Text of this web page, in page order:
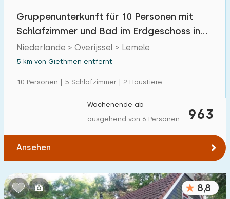
Gruppenunterkunft für 10 Personen mit
Schlafzimmer und Bad im Erdgeschoss in
Lemele
Niederlande > Overijssel > Lemele
5 km von Giethmen entfernt
10 Personen | 5 Schlafzimmer | 2 Haustiere
963
Wochenende ab
ausgehend von 6 Personen
Ansehen
8,8